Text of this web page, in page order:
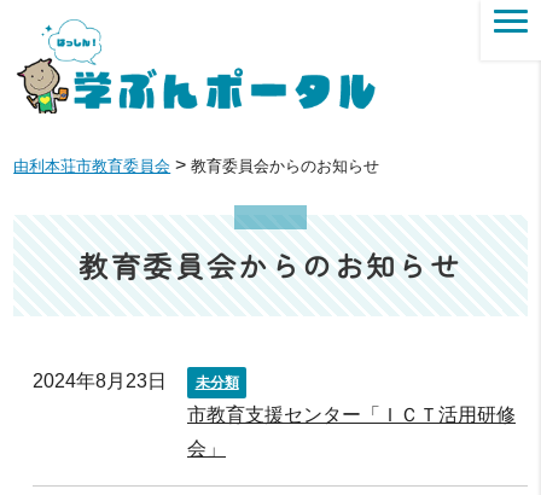
由利本荘市教育委員会 >教育委員会からのお知らせ
教育委員会からのお知らせ
2024年8月23日 未分類
市教育支援センター「ＩＣＴ活用研修
会」